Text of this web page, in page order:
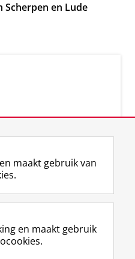
Scherpen en Lude
F
a
e
b
L
i
k
e
R
S
-
f
I
n
t
Y
o
T
maakt gebruik van
en maakt gebruik